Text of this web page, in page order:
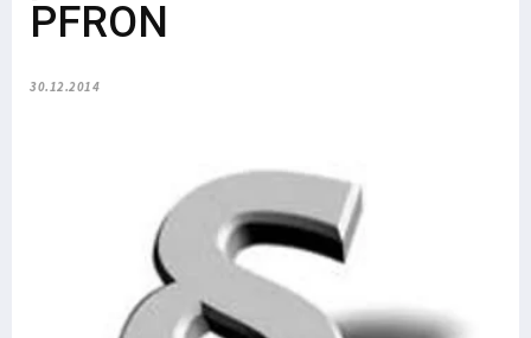
PFRON
30.12.2014